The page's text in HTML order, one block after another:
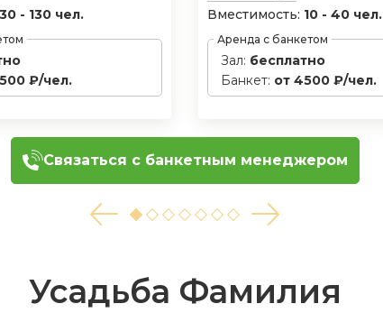
30 - 130 чел.
₽/чел.
Вместимость: 10 - 40 чел.
Аренда с банкетом
Зал: бесплатно
Банкет: от 4500 ₽/чел.
Связаться с банкетным менеджером
Усадьба Фамилия